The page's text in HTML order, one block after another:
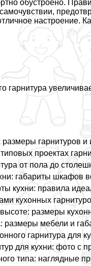
обустроено.
настроение.
гарнитура
гарнитуров и
проектах
от пола до
габариты шкафов
кухни: правила
кухонных
размеры
размеры мебели и
гарнитура для
для кухни: фото с
типа: наглядные